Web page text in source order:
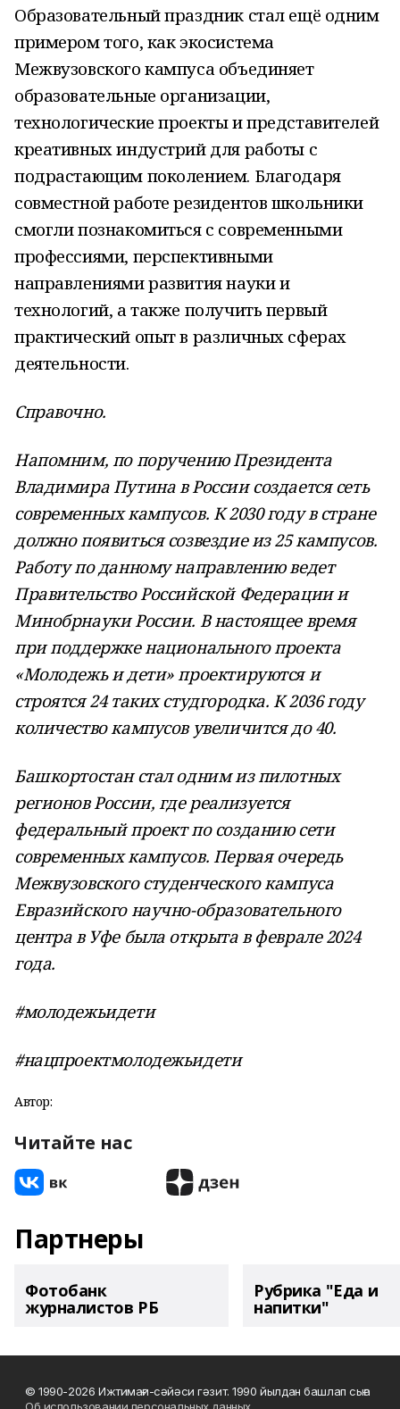
Образовательный праздник стал ещё одним
примером того, как экосистема
Межвузовского кампуса объединяет
образовательные организации,
технологические проекты и представителей
креативных индустрий для работы с
подрастающим поколением. Благодаря
совместной работе резидентов школьники
смогли познакомиться с современными
профессиями, перспективными
направлениями развития науки и
технологий, а также получить первый
практический опыт в различных сферах
деятельности.
Справочно.
Напомним, по поручению Президента
Владимира Путина в России создается сеть
современных кампусов. К 2030 году в стране
должно появиться созвездие из 25 кампусов.
Работу по данному направлению ведет
Правительство Российской Федерации и
Минобрнауки России. В настоящее время
при поддержке национального проекта
«Молодежь и дети» проектируются и
строятся 24 таких студгородка. К 2036 году
количество кампусов увеличится до 40.
Башкортостан стал одним из пилотных
регионов России, где реализуется
федеральный проект по созданию сети
современных кампусов. Первая очередь
Межвузовского студенческого кампуса
Евразийского научно-образовательного
центра в Уфе была открыта в феврале 2024
года.
#молодежьидети
#нацпроектмолодежьидети
Автор:
Читайте нас
Партнеры
Фотобанк
журналистов РБ
Рубрика "Еда и
напитки"
© 1990-2026 Ижтимағи-сәйәси гәзит. 1990 йылдан башлап сыға